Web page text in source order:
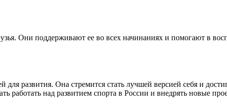
Они поддерживают ее во всех начинаниях и помогают в
развития. Она стремится стать лучшей версией себя и
работать над развитием спорта в России и внедрять новые